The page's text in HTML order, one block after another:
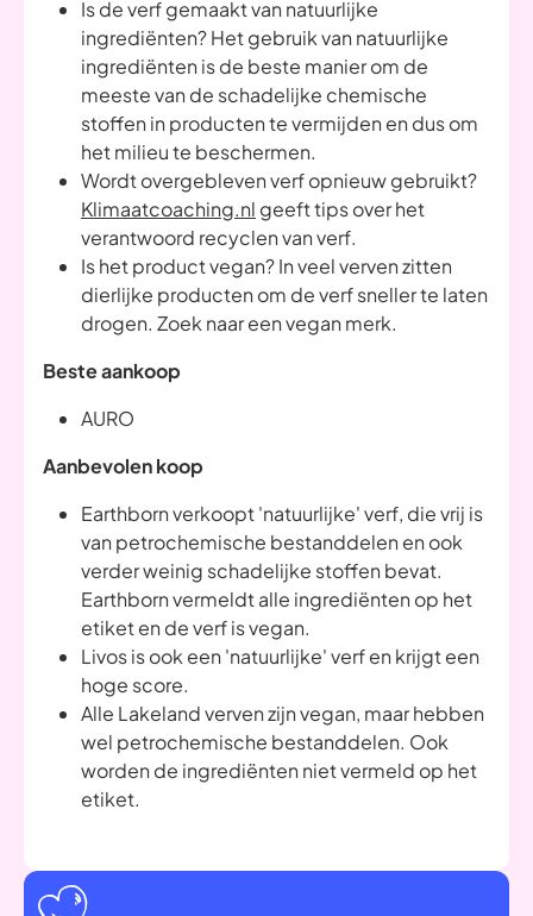
Is de verf gemaakt van natuurlijke
ingrediënten? Het gebruik van natuurlijke
ingrediënten is de beste manier om de
meeste van de schadelijke chemische
stoffen in producten te vermijden en dus om
het milieu te beschermen.
Wordt overgebleven verf opnieuw gebruikt?
Klimaatcoaching.nl geeft tips over het
verantwoord recyclen van verf.
Is het product vegan? In veel verven zitten
dierlijke producten om de verf sneller te laten
drogen. Zoek naar een vegan merk.
Beste aankoop
AURO
Aanbevolen koop
Earthborn verkoopt 'natuurlijke' verf, die vrij is
van petrochemische bestanddelen en ook
verder weinig schadelijke stoffen bevat.
Earthborn vermeldt alle ingrediënten op het
etiket en de verf is vegan.
Livos is ook een 'natuurlijke' verf en krijgt een
hoge score.
Alle Lakeland verven zijn vegan, maar hebben
wel petrochemische bestanddelen. Ook
worden de ingrediënten niet vermeld op het
etiket.